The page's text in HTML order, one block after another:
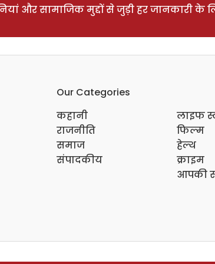
और सामाजिक मुद्दों से जुड़ी हर जानकारी के
Our Categories
कहानी
राजनीति
समाज
संपादकीय
लाइफ
फिल्म
हेल्थ
क्राइम
आपकी